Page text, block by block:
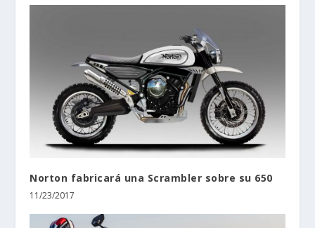
Norton fabricará una Scrambler sobre su 650
11/23/2017